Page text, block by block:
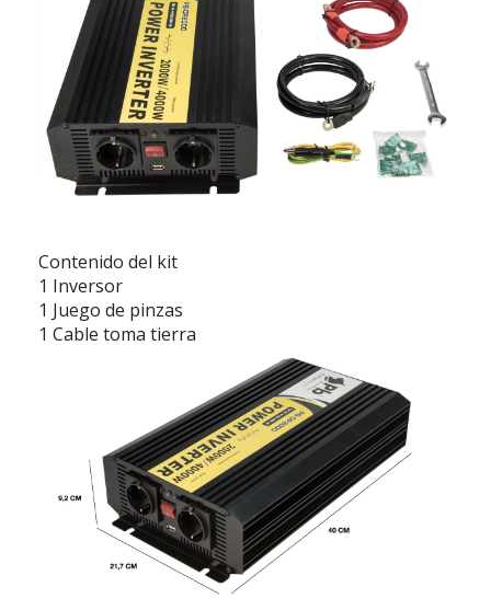
Contenido del kit
1 Inversor
1 Juego de pinzas
1 Cable toma tierra